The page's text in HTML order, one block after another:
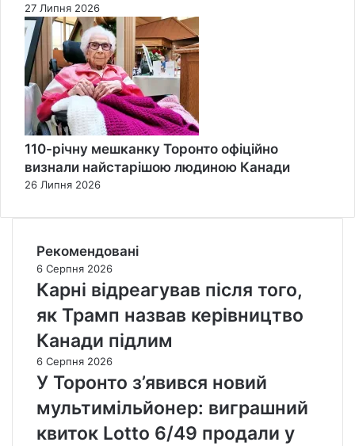
27 Липня 2026
110-річну мешканку Торонто офіційно
визнали найстарішою людиною Канади
26 Липня 2026
Рекомендовані
6 Серпня 2026
Карні відреагував після того,
як Трамп назвав керівництво
Канади підлим
6 Серпня 2026
У Торонто з’явився новий
мультимільйонер: виграшний
квиток Lotto 6/49 продали у